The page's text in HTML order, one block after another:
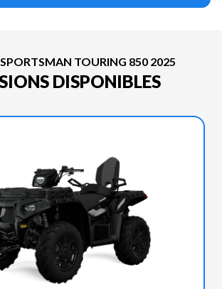
TOURING 850 2025
DISPONIBLES